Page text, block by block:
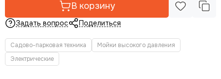
В корзину
Задать вопрос Поделиться
Садово-парковая техника
Мойки высокого давления
Электрические